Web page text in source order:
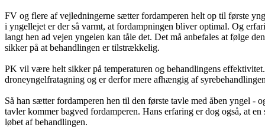
FV og flere af vejledningerne sætter fordamperen helt op til første
i yngellejet er der så varmt, at fordampningen bliver optimal. Og
langt hen ad vejen yngelen kan tåle det. Det må anbefales at følge
sikker på at behandlingen er tilstrækkelig.
PK vil være helt sikker på temperaturen og behandlingens
droneyngelfratagning og er derfor mere afhængig af
Så han sætter fordamperen hen til den første tavle med åben yngel -
tavler kommer bagved fordamperen. Hans erfaring er dog også, at
løbet af behandlingen.